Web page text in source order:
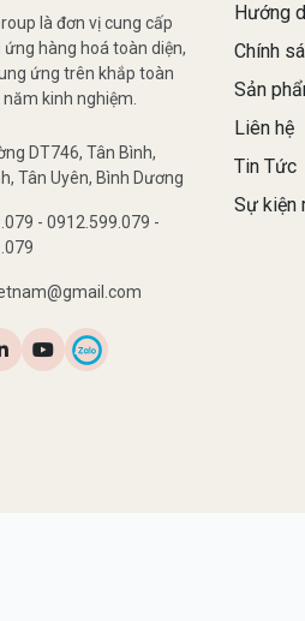
là đơn vị cung cấp
hàng hoá toàn diện,
ứng trên khắp toàn
kinh nghiệm.
DT746, Tân Bình,
Tân Uyên, Bình Dương
- 0912.599.079 -
Hướng
Chính
Sản
Liên hệ
Tin Tức
Sự kiện